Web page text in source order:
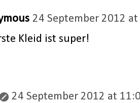
24 September 2012
Kleid ist super!
24 September 2012 at